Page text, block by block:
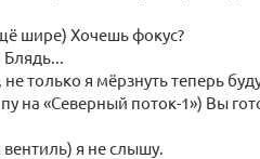
шире) Хочешь фокус?
только я мёрзнуть теперь
на «Северный поток-1») Вы
я не слышу.